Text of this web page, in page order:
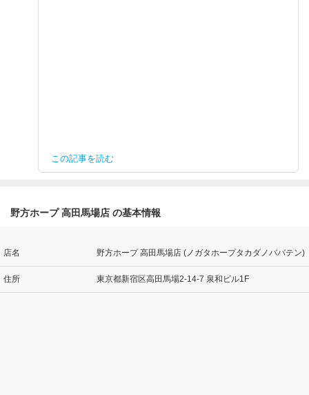
この記事を読む
野方ホープ 高田馬場店 の基本情報
店名 野方ホープ 高田馬場店 (ノガタホープタカダノババテン)
住所 東京都新宿区高田馬場2-14-7 泉和ビル1F